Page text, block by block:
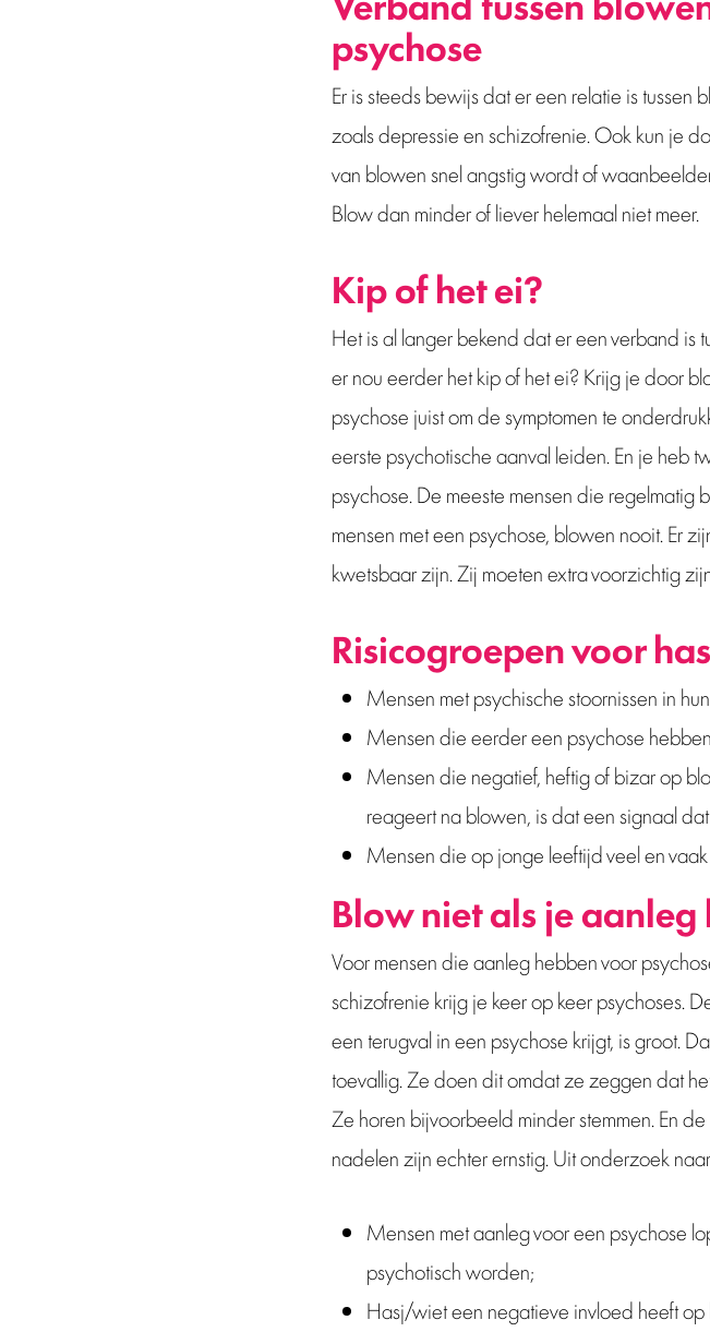
psychose
Er is steeds bewijs dat er een relatie is tussen
zoals depressie en schizofrenie. Ook kun je
van blowen snel angstig wordt of
Blow dan minder of liever helemaal niet meer.
Kip of het ei?
Het is al langer bekend dat er een verband
er nou eerder het kip of het ei? Krijg je door
psychose juist om de symptomen te
eerste psychotische aanval leiden. En je heb
psychose. De meeste mensen die regelmatig
mensen met een psychose, blowen nooit. Er
kwetsbaar zijn. Zij moeten extra voorzichtig
Risicogroepen voor
Mensen met psychische stoornissen in
Mensen die eerder een psychose
Mensen die negatief, heftig of bizar op
reageert na blowen, is dat een signaal
Mensen die op jonge leeftijd veel en
Blow niet als je aanleg
Voor mensen die aanleg hebben voor
schizofrenie krijg je keer op keer psychoses.
een terugval in een psychose krijgt, is groot.
toevallig. Ze doen dit omdat ze zeggen dat
Ze horen bijvoorbeeld minder stemmen. En
nadelen zijn echter ernstig. Uit onderzoek
Mensen met aanleg voor een psychose
psychotisch worden;
Hasj/wiet een negatieve invloed heeft op